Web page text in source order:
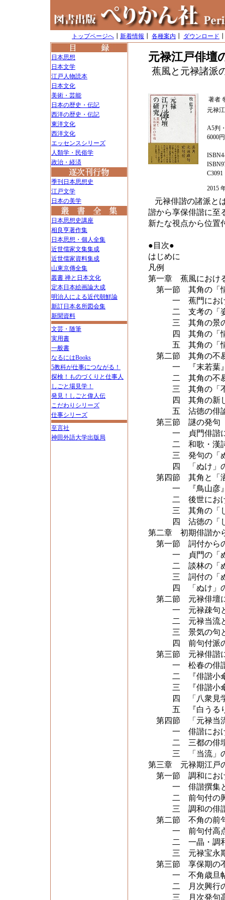
トップページへ 新着情報 各種案内 ダウンロード
日本思想
日本文学
江戸人物読本
日本文化
美術・芸能
日本の歴史・伝記
西洋の歴史・伝記
東洋文化
西洋文化
エッセンスシリーズ
人類学・民俗学
政治・経済
季刊日本思想史
江戸文学
日本の美学
日本思想史講座
相良亨著作集
日本思想・個人全集
近世儒家文集集成
近世儒家資料集成
山東京傳全集
叢書 禅と日本文化
定本日本絵画論大成
明治人による近代朝鮮論
新訂日本名所図会集
新聞資料
文芸・随筆
実用書
一般書
なるにはBooks
5教科が仕事につながる！
探検！ものづくりと仕事人
しごと場見学！
発見！しごと偉人伝
こだわりシリーズ
仕事シリーズ
至言社
神田外語大学出版局
元禄江戸俳壇
蕉風と元禄諸派
著者
元禄
A5判
6000
C3091
2015
元禄俳諧の諸派と
諧から享保俳諧に至
新たな視点から位置
●目次●
はじめに
凡例
第一章 蕉風におけ
第一節 其角の「
一 蕉門におけ
二 支考の「姿
三 其角の景の
四 其角の「情
五 其角の「情
第二節 其角の不
一 『末若葉』
二 其角の不易
三 其角の「不
四 其角の新し
五 沾徳の俳論
第三節 謎の発句
一 貞門俳諧に
二 和歌・漢詩
三 発句の「ぬ
四 「ぬけ」の
第四節 其角と「
一 『鳥山彦』
二 後世におけ
三 其角の「し
四 沾徳の「し
第二章 初期俳諧か
第一節 詞付から
一 貞門の「ぬ
二 談林の「ぬ
三 詞付の「ぬ
四 「ぬけ」の
第二節 元禄俳壇
一 元禄疎句と
二 元禄当流と蕉
三 景気の句と
四 前句付派の
第三節 元禄俳諧
一 松春の俳諧
二 『俳諧小傘
三 『俳諧小傘
四 「八衆見学
五 『白うるり
第四節 「元禄当
一 俳諧におけ
二 三都の俳壇
三 「当流」の
第三章 元禄期江戸
第一節 調和にお
一 俳諧撰集と前
二 前句付の興
三 調和の俳諧活
第二節 不角の前
一 前句付高点
二 一晶・調和
三 元禄宝永期
第三節 享保期の
一 不角歳旦帖
二 月次興行の
三 月次発句高